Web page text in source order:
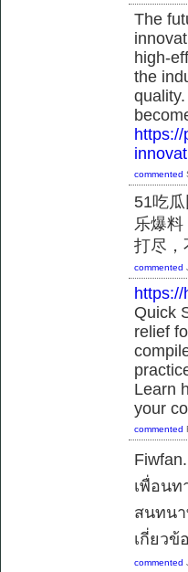
The
high-
the
commented
51吃
乐爆
打尽，
commented
Quick
relief
Learn
your
commented
เพื่อนท
สนทนา
เกี่ยวข้
commented